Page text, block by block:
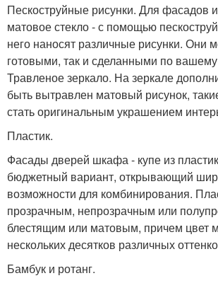
Пескоструйные рисунки. Для фасадов
матовое стекло - с помощью
него наносят различные рисунки. Они
готовыми, так и сделанными по вашему
Травленое зеркало. На зеркале
быть вытравлен матовый рисунок,
стать оригинальным украшением
Пластик.
Фасады дверей шкафа - купе из
бюджетный вариант, открывающий
возможности для комбинирования.
прозрачным, непрозрачным или
блестящим или матовым, причем цвет
нескольких десятков различных
Бамбук и ротанг.